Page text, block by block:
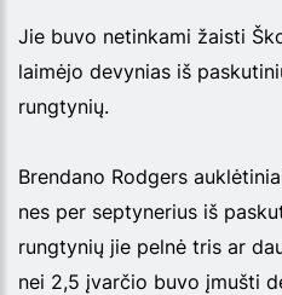
Jie buvo netinkami žaisti
laimėjo devynias iš
rungtynių.
Brendano Rodgers
nes per septynerius iš
rungtynių jie pelnė tris ar
nei 2,5 įvarčio buvo įmušti